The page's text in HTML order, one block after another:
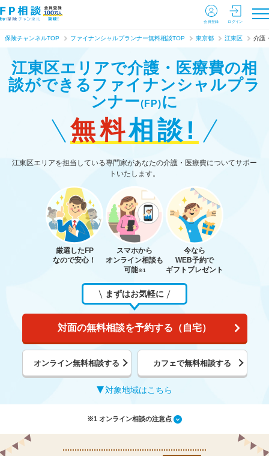
会員登録 ログイン
保険チャンネルTOP ファイナンシャルプランナー無料相談TOP 東京都 江東区 介護
江東区エリアで介護・医療費の相
談ができる ファイナンシャルプラ
ンナー(FP)に
無料相談!
江東区エリアを担当している専門家があなたの介護・医療費についてサポー
トいたします。
厳選したFP
なので安心！
スマホから
オンライン相談も
可能※1
今なら
WEB予約で
ギフトプレゼント
まずはお気軽に
対面の無料相談を予約する（自宅）
オンライン無料相談する カフェで無料相談する
対象地域はこちら
※1 オンライン相談の注意点